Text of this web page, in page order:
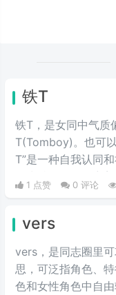
铁T
铁T，是女同中气质
T(Tomboy)。也可
T”是一种自我认同
行为特征，例如穿
言语上表现出男性
是这个意思。
1 点赞 0 评论
vers
vers，是同志圈里
思，可泛指角色、
色和女性角色中自